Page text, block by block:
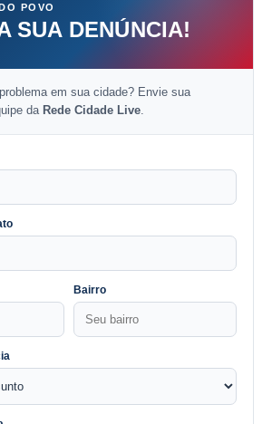
POVO
SUA DENÚNCIA!
em sua cidade? Envie sua
da Rede Cidade Live
Bairro